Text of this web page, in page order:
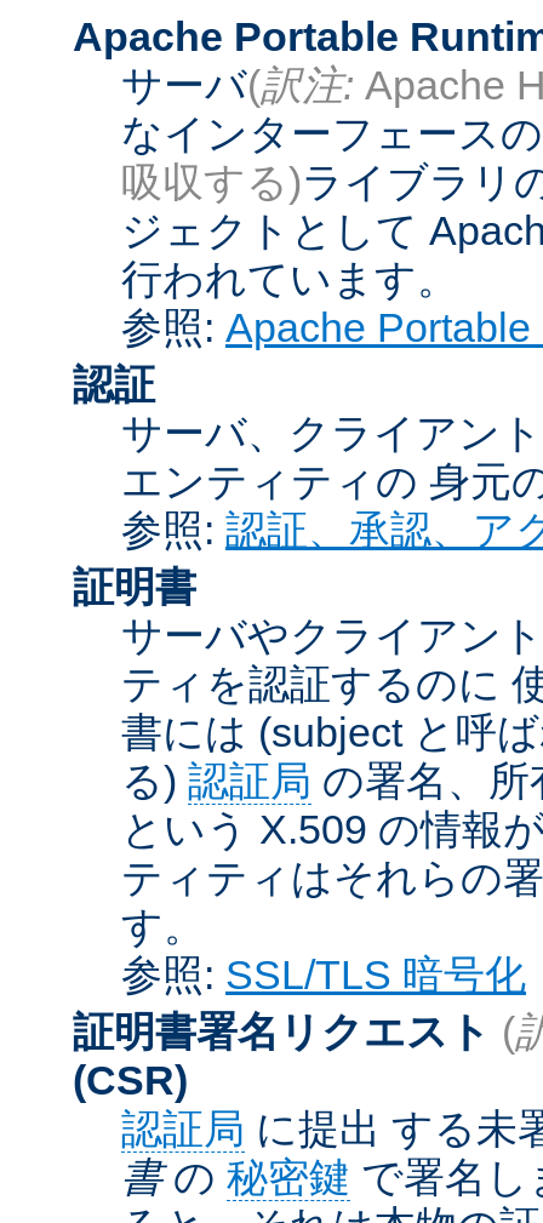
Apache Portable
サーバ(訳注: Apache
なインターフェース
吸収する)ライブラリ
ジェクトとして
行われています。
参照: Apache
認証
サーバ、クライアン
エンティティの 身元
参照: 認証、承認、ア
証明書
サーバやクライアン
ティを認証するのに
書には (subject と呼
る) 認証局 の署名、
という X.509 の情報
ティティはそれらの
す。
参照: SSL/TLS 暗号化
証明書署名リクエスト (
(CSR)
認証局 に提出 する未
書の 秘密鍵 で署名し